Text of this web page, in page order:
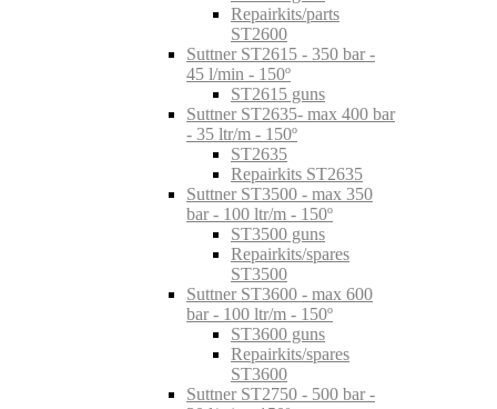
Repairkits/parts
ST2600
Suttner ST2615 - 350 bar -
45 l/min - 150º
ST2615 guns
Suttner ST2635- max 400 bar
- 35 ltr/m - 150º
ST2635
Repairkits ST2635
Suttner ST3500 - max 350
bar - 100 ltr/m - 150º
ST3500 guns
Repairkits/spares
ST3500
Suttner ST3600 - max 600
bar - 100 ltr/m - 150º
ST3600 guns
Repairkits/spares
ST3600
Suttner ST2750 - 500 bar -